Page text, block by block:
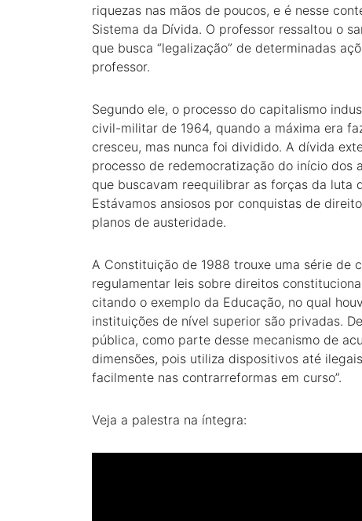
riquezas nas mãos de poucos, e é nesse
Sistema da Dívida. O professor ressaltou o
que busca “legalização” de determinadas
professor.
Segundo ele, o processo do capitalismo
civil-militar de 1964, quando a máxima era
cresceu, mas nunca foi dividido. A dívida
processo de redemocratização do início dos
que buscavam reequilibrar as forças da luta
Estávamos ansiosos por conquistas de
planos de austeridade.
A Constituição de 1988 trouxe uma série de
regulamentar leis sobre direitos
citando o exemplo da Educação, no qual
instituições de nível superior são privadas.
pública, como parte desse mecanismo de
dimensões, pois utiliza dispositivos até
facilmente nas contrarreformas em curso”.
Veja a palestra na íntegra: